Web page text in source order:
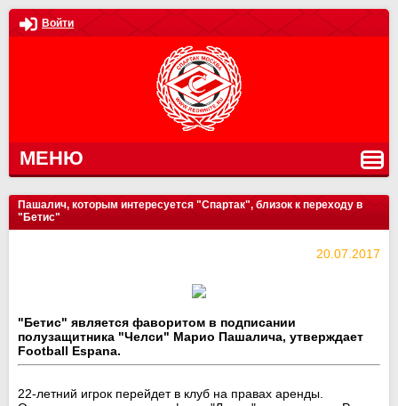
Войти
МЕНЮ
Пашалич, которым интересуется "Спартак", близок к переходу в
"Бетис"
20.07.2017
"Бетис" является фаворитом в подписании
полузащитника "Челси" Марио Пашалича, утверждает
Football Espana.
22-летний игрок перейдет в клуб на правах аренды.